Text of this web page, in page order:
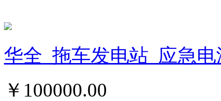
华全_拖车发电站_应急
￥ 100000.00